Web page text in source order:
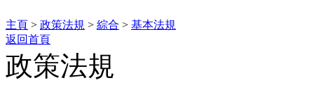
主頁 > 政策法規 > 綜合 > 基本法規
返回首頁
政策法規